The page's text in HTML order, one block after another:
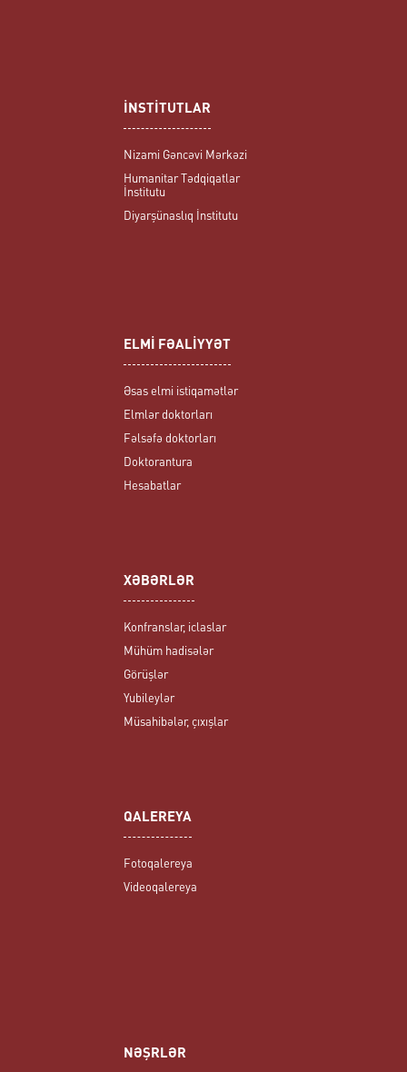
İNSTİTUTLAR
Nizami Gəncəvi Mərkəzi
Humanitar Tədqiqatlar
İnstitutu
Diyarşünaslıq İnstitutu
ELMİ FƏALİYYƏT
Əsas elmi istiqamətlər
Elmlər doktorları
Fəlsəfə doktorları
Doktorantura
Hesabatlar
XƏBƏRLƏR
Konfranslar, iclaslar
Mühüm hadisələr
Görüşlər
Yubileylər
Müsahibələr, çıxışlar
QALEREYA
Fotoqalereya
Videoqalereya
NƏŞRLƏR